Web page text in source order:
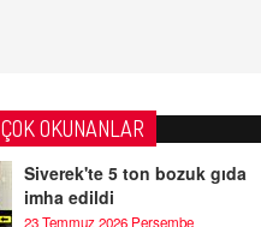
ÇOK OKUNANLAR
Siverek'te 5 ton bozuk gıda
imha edildi
23 Temmuz 2026 Perşembe